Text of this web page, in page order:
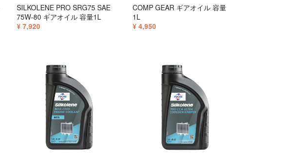
SILKOLENE PRO SRG75 SAE
75W-80 ギアオイル 容量1L
¥ 7,920
COMP GEAR ギアオイル 容量
1L
¥ 4,950